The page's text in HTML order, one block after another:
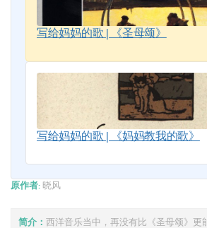
写给妈妈的歌 | 《圣母颂》
写给妈妈的歌 | 《妈妈教我的歌》
原作者: 晓风
简介： 西洋音乐当中，再没有比《圣母颂》更